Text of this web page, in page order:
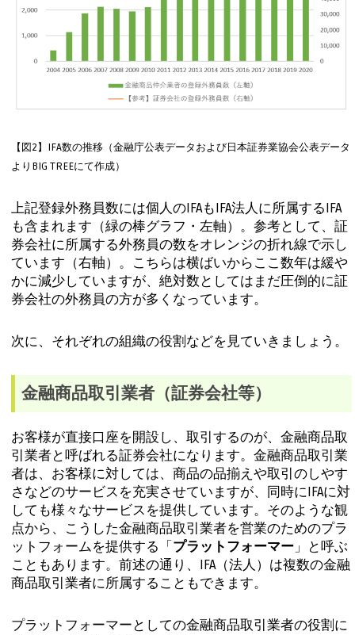
【図2】IFA数の推移（金融庁公表データおよび日本証券業協会公表データ
よりBIG TREEにて作成）
上記登録外務員数には個人のIFAもIFA法人に所属するIFA
も含まれます（緑の棒グラフ・左軸）。参考として、証
券会社に所属する外務員の数をオレンジの折れ線で示し
ています（右軸）。こちらは横ばいからここ数年は緩や
かに減少していますが、絶対数としてはまだ圧倒的に証
券会社の外務員の方が多くなっています。
次に、それぞれの組織の役割などを見ていきましょう。
金融商品取引業者（証券会社等）
お客様が直接口座を開設し、取引するのが、金融商品取
引業者と呼ばれる証券会社になります。金融商品取引業
者は、お客様に対しては、商品の品揃えや取引のしやす
さなどのサービスを充実させていますが、同時にIFAに対
しても様々なサービスを提供しています。そのような観
点から、こうした金融商品取引業者を営業のためのプラ
ットフォームを提供する「 プラットフォーマー」と呼ぶ
こともあります。前述の通り、IFA（法人）は複数の金融
商品取引業者に所属することもできます。
プラットフォーマーとしての金融商品取引業者の役割に